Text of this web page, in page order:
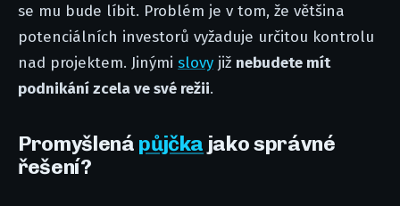
se mu bude líbit. Problém je v tom, že většina
potenciálních investorů vyžaduje určitou kontrolu
nad projektem. Jinými slovy již nebudete mít
podnikání zcela ve své režii.
Promyšlená půjčka jako správné
řešení?